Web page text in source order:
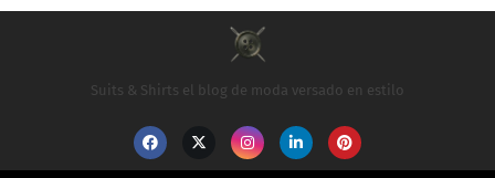
Suits & Shirts el blog de moda versado en estilo